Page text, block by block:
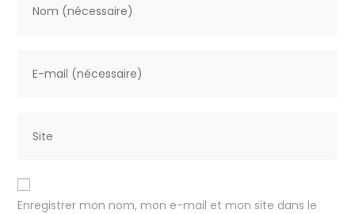
Enregistrer mon nom, mon e-mail et mon site dans le